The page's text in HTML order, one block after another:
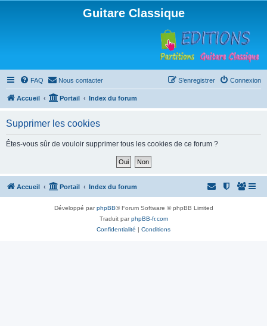
Guitare Classique
FAQ Nous contacter Connexion
S’enregistrer
Accueil Portail Index du forum
Supprimer les cookies
Êtes-vous sûr de vouloir supprimer tous les cookies de ce forum ?
Accueil Portail Index du forum
Développé parphpBB® Forum Software © phpBB Limited
Traduit parphpBB-fr.com
Confidentialité | Conditions